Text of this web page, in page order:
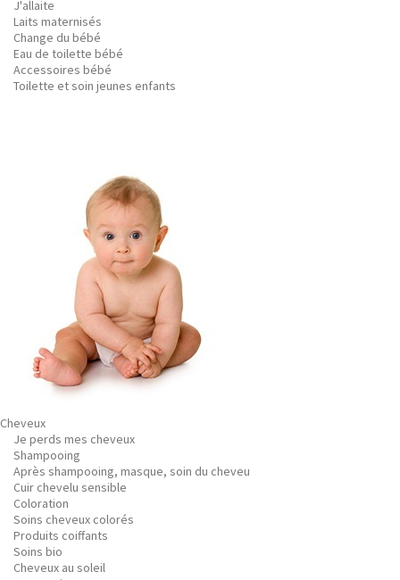
J'allaite
Laits maternisés
Change du bébé
Eau de toilette bébé
Accessoires bébé
Toilette et soin jeunes enfants
Cheveux
Je perds mes cheveux
Shampooing
Après shampooing, masque, soin du cheveu
Cuir chevelu sensible
Coloration
Soins cheveux colorés
Produits coiffants
Soins bio
Cheveux au soleil